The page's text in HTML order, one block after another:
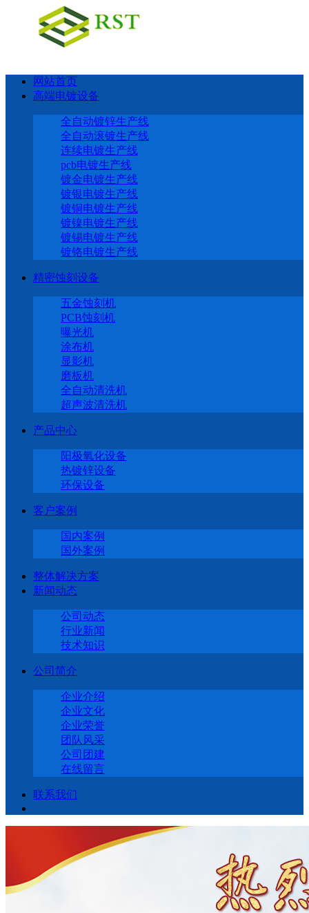
网站首页
高端电镀设备
全自动镀锌生产线
全自动滚镀生产线
连续电镀生产线
pcb电镀生产线
镀金电镀生产线
镀银电镀生产线
镀铜电镀生产线
镀镍电镀生产线
镀锡电镀生产线
镀铬电镀生产线
精密蚀刻设备
五金蚀刻机
PCB蚀刻机
曝光机
涂布机
显影机
磨板机
全自动清洗机
超声波清洗机
产品中心
阳极氧化设备
热镀锌设备
环保设备
客户案例
国内案例
国外案例
整体解决方案
新闻动态
公司动态
行业新闻
技术知识
公司简介
企业介绍
企业文化
企业荣誉
团队风采
公司团建
在线留言
联系我们